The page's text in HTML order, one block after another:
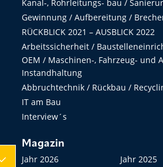
Kanal-, Rohrleitungs- bau /
Gewinnung / Aufbereitung /
RÜCKBLICK 2021 – AUSBLICK 2022
Arbeitssicherheit /
OEM / Maschinen-, Fahrzeug- und
Instandhaltung
Abbruchtechnik / Rückbau /
IT am Bau
Interview´s
Magazin
Jahr 2026
Jahr 2025